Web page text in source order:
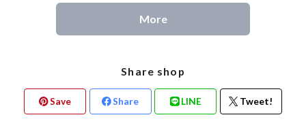
More
Share shop
Save Share LINE Tweet!